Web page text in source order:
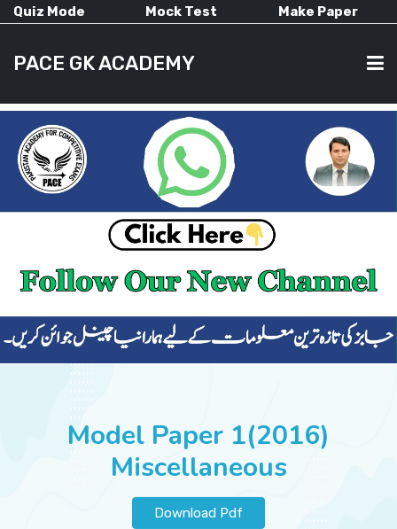
Quiz Mode Mock Test Make Paper
PACE GK ACADEMY
HOME
CURRENT AFFAIRS
ALL-SUBJECTS
Model Paper 1(2016)
Miscellaneous
Download Pdf